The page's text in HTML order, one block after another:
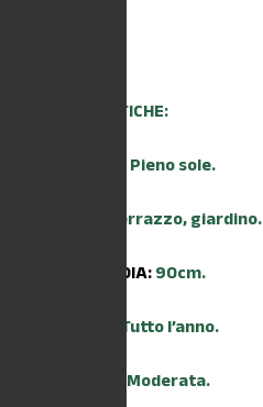
CARATTERISTICHE:
Pieno sole.
Terrazzo, giardino.
ALTEZZA MEDIA:90cm.
Tutto l’anno.
Moderata.